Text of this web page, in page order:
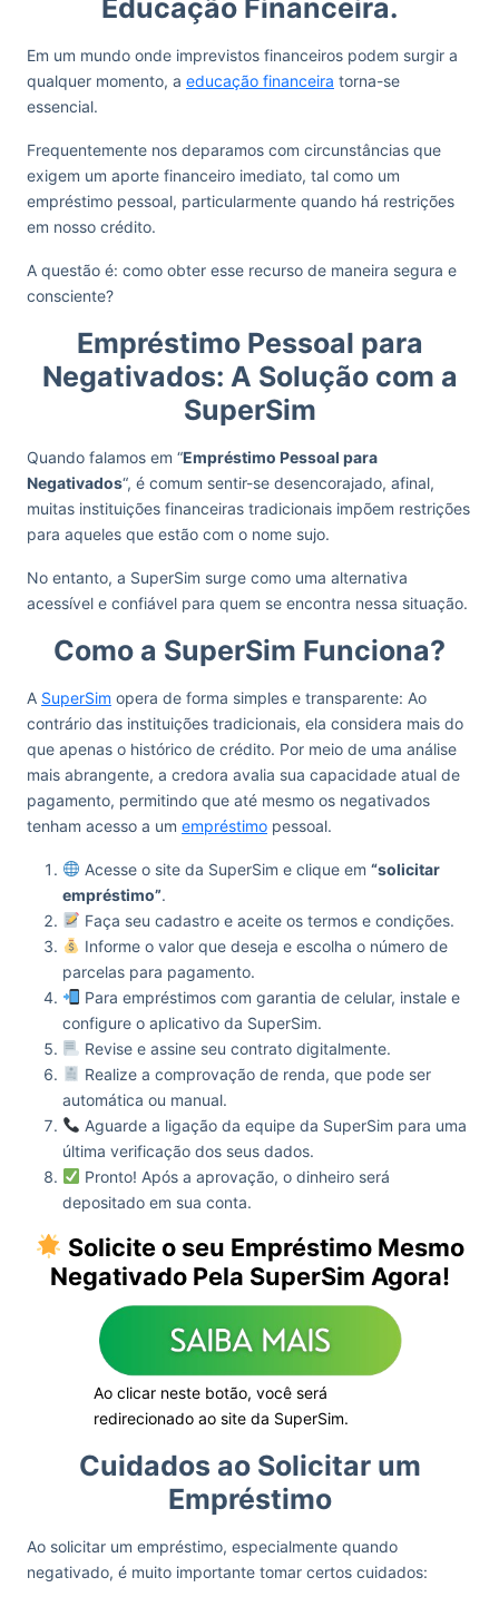
Educação Financeira.
Em um mundo onde imprevistos financeiros podem surgir a
qualquer momento, a educação financeira torna-se
essencial.
Frequentemente nos deparamos com circunstâncias que
exigem um aporte financeiro imediato, tal como um
empréstimo pessoal, particularmente quando há restrições
em nosso crédito.
A questão é: como obter esse recurso de maneira segura e
consciente?
Empréstimo Pessoal para
Negativados: A Solução com a
SuperSim
Quando falamos em “Empréstimo Pessoal para
Negativados“, é comum sentir-se desencorajado, afinal,
muitas instituições financeiras tradicionais impõem restrições
para aqueles que estão com o nome sujo.
No entanto, a SuperSim surge como uma alternativa
acessível e confiável para quem se encontra nessa situação.
Como a SuperSim Funciona?
A SuperSim opera de forma simples e transparente: Ao
contrário das instituições tradicionais, ela considera mais do
que apenas o histórico de crédito. Por meio de uma análise
mais abrangente, a credora avalia sua capacidade atual de
pagamento, permitindo que até mesmo os negativados
tenham acesso a um empréstimo pessoal.
Acesse o site da SuperSim e clique em “solicitar
empréstimo”.
Faça seu cadastro e aceite os termos e condições.
Informe o valor que deseja e escolha o número de
parcelas para pagamento.
Para empréstimos com garantia de celular, instale e
configure o aplicativo da SuperSim.
Revise e assine seu contrato digitalmente.
Realize a comprovação de renda, que pode ser
automática ou manual.
Aguarde a ligação da equipe da SuperSim para uma
última verificação dos seus dados.
Pronto! Após a aprovação, o dinheiro será
depositado em sua conta.
Solicite o seu Empréstimo Mesmo
Negativado Pela SuperSim Agora!
Ao clicar neste botão, você será
redirecionado ao site da SuperSim.
Cuidados ao Solicitar um
Empréstimo
Ao solicitar um empréstimo, especialmente quando
negativado, é muito importante tomar certos cuidados: